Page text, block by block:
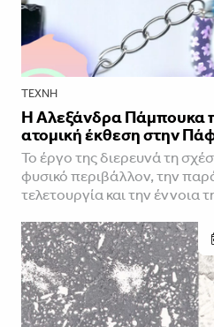
ΤΈΧΝΗ
Η Αλεξάνδρα Πάμπουκα
ατομική έκθεση στην
Το έργο της διερευνά τη
φυσικό περιβάλλον, την
τελετουργία και την έννοια